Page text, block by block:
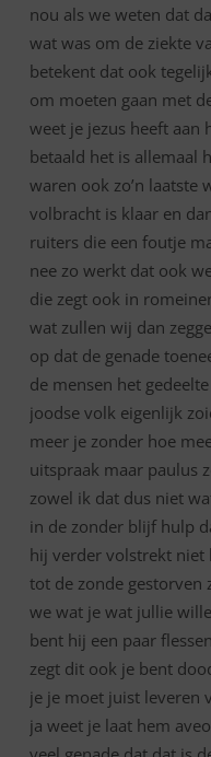
nou als we weten dat
wat was om de ziekte
betekent dat ook
om moeten gaan met
weet je jezus heeft aan
betaald het is allemaal
waren ook zo’n laatste
volbracht is klaar en
ruiters die een foutje
nee zo werkt dat ook
die zegt ook in
wat zullen wij dan
op dat de genade
de mensen het
joodse volk eigenlijk
meer je zonder hoe
uitspraak maar paulus
zowel ik dat dus niet
in de zonder blijf hulp
hij verder volstrekt
tot de zonde gestorven
we wat je wat jullie
bent hij een paar
zegt dit ook je bent
je je moet juist leveren
ja weet je laat hem